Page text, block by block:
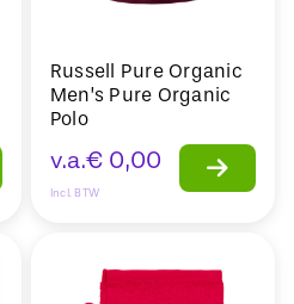
Russell Pure Organic
Men’s Pure Organic
Polo
v.a.€ 0,00
Incl. BTW